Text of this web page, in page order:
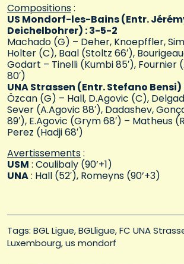
Compositions:
US Mondorf-les-Bains (Entr.
Deichelbohrer) : 3-5-2
Machado (G) – Deher, Knoepffler,
Holter (C), Baal (Stoltz 66′),
Godart – Tinelli (Kumbi 85′), Fournier
80′)
UNA Strassen (Entr. Stefano Bensi)
Özcan (G) – Hall, D.Agovic (C),
Sever (A.Agovic 88′), Dadashev,
89′), E.Agovic (Grym 68′) – Matheus
Perez (Hadji 68′)
Avertissements:
USM : Coulibaly (90’+1)
UNA: Hall (52′), Romeyns (90’+3)
Tags: BGL Ligue BGLligue FC UNA
Luxembourg us mondorf